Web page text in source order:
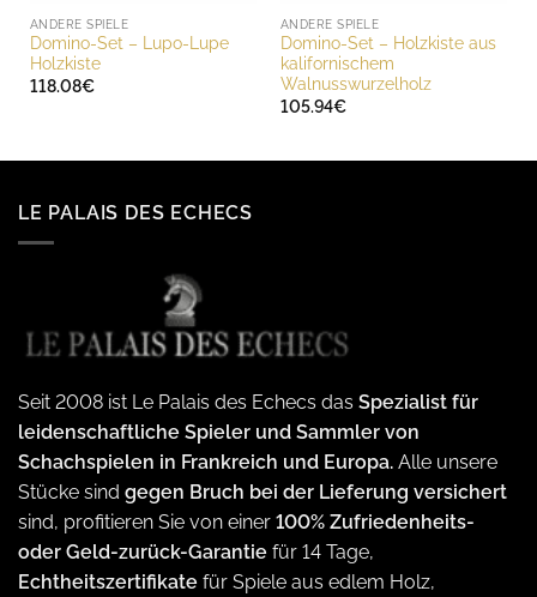
ANDERE SPIELE
Domino-Set – Lupo-Lupe
Holzkiste
118.08€
ANDERE SPIELE
Domino-Set – Holzkiste aus
kalifornischem
Walnusswurzelholz
105.94€
LE PALAIS DES ECHECS
Seit 2008 ist Le Palais des Echecs das Spezialist für
leidenschaftliche Spieler und Sammler von
Schachspielen in Frankreich und Europa. Alle unsere
Stücke sind gegen Bruch bei der Lieferung versichert
sind, profitieren Sie von einer 100% Zufriedenheits-
oder Geld-zurück-Garantie für 14 Tage,
Echtheitszertifikate für Spiele aus edlem Holz,